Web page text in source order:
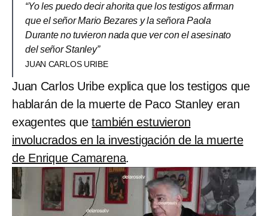
“Yo les puedo decir ahorita que los testigos afirman
que el señor Mario Bezares y la señora Paola
Durante no tuvieron nada que ver con el asesinato
del señor Stanley”
JUAN CARLOS URIBE
Juan Carlos Uribe explica que los testigos que
hablarán de la muerte de Paco Stanley eran
exagentes quetambién estuvieron
involucrados en la investigación de la muerte
de Enrique Camarena.